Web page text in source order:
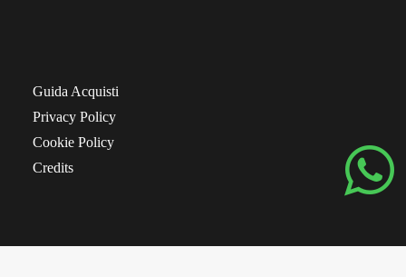
Guida Acquisti
Privacy Policy
Cookie Policy
Credits